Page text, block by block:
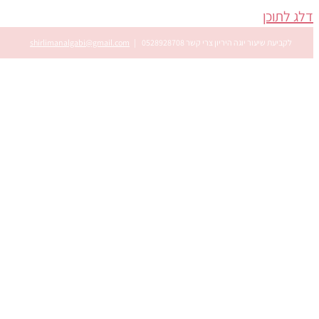
דלג לתוכן
לקביעת שיעור יוגה היריון צרי קשר 0528928708 |
shirlimanalgabi@gmail.com